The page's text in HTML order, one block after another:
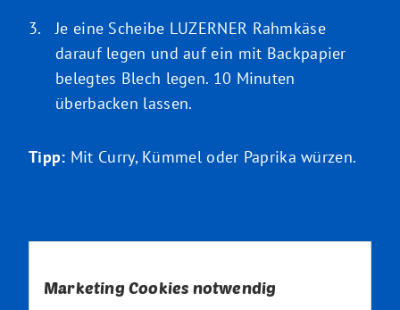
Je eine Scheibe LUZERNER Rahmkäse
darauf legen und auf ein mit Backpapier
belegtes Blech legen. 10 Minuten
überbacken lassen.
Tipp: Mit Curry, Kümmel oder Paprika würzen.
Marketing Cookies notwendig